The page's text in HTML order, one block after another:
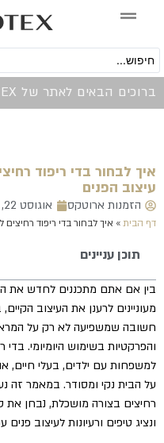
ברוכים הבאים לאתר של EROTEX!
איך לבחור בדי ריפוד
עיצוב הפנים
הזמנות ארוטקס אוגוסט 22, 2024
דף הבית» איך לבחור בדי ריפוד
תוכן עניינים
בין אם אתם מתכננים לחדש את
מעוניינים לרענן את העיצוב
חשובה שמשפיעה לא רק על
והפרקטיות בשימוש היומיומי.
למשפחות עם ילדים, בעלי חיים,
על הבית נקי ומסודר. במאמר זה
רחיצים בצורה מושכלת, נבחן את
ונציג טיפים ורעיונות לעיצוב פנים